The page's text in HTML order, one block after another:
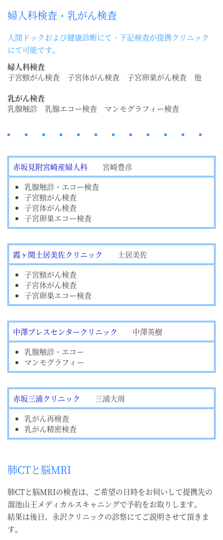
婦人科検査・乳がん検査
人間ドックおよび健康診断にて・下記検査が提携クリニック
にて可能です。
婦人科検査
子宮頸がん検査 子宮体がん検査 子宮卵巣がん検査 他
乳がん検査
乳腺触診 乳腺エコー検査 マンモグラフィー検査
赤坂見附宮崎産婦人科 宮崎豊彦
乳腺触診・エコー検査
子宮頸がん検査
子宮体がん検査
子宮卵巣エコー検査
霞ヶ関土居美佐クリニック 土居美佐
子宮頸がん検査
子宮体がん検査
子宮卵巣エコー検査
中澤プレスセンタークリニック 中澤英樹
乳腺触診・エコー
マンモグラフィー
赤坂三浦クリニック 三浦大周
乳がん再検査
乳がん精密検査
肺CTと脳MRI
肺CTと脳MRIの検査は、ご希望の日時をお伺いして提携先の
溜池山王メディカルスキャニングで予約をお取りします。
結果は後日、永沢クリニックの診察にてご説明させて頂きま
す。